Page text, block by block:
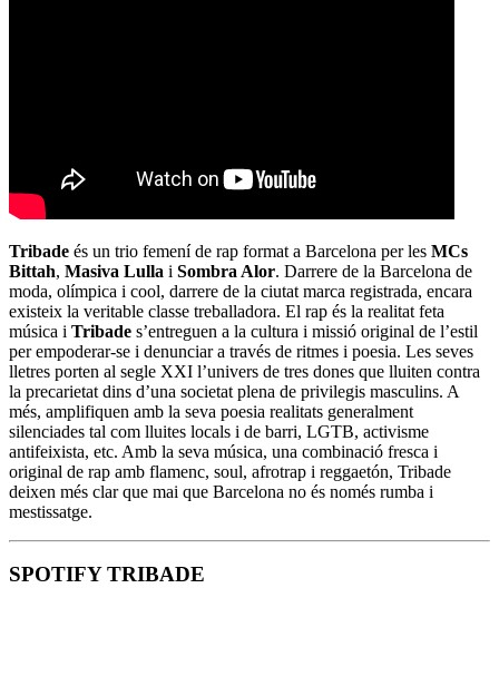
Tribade és un trio femení de rap format a Barcelona per les MCs
Bittah, Masiva Lulla i Sombra Alor. Darrere de la Barcelona de
moda, olímpica i cool, darrere de la ciutat marca registrada, encara
existeix la veritable classe treballadora. El rap és la realitat feta
música i Tribade s’entreguen a la cultura i missió original de l’estil
per empoderar-se i denunciar a través de ritmes i poesia. Les seves
lletres porten al segle XXI l’univers de tres dones que lluiten contra
la precarietat dins d’una societat plena de privilegis masculins. A
més, amplifiquen amb la seva poesia realitats generalment
silenciades tal com lluites locals i de barri, LGTB, activisme
antifeixista, etc. Amb la seva música, una combinació fresca i
original de rap amb flamenc, soul, afrotrap i reggaetón, Tribade
deixen més clar que mai que Barcelona no és només rumba i
mestissatge.
SPOTIFY TRIBADE